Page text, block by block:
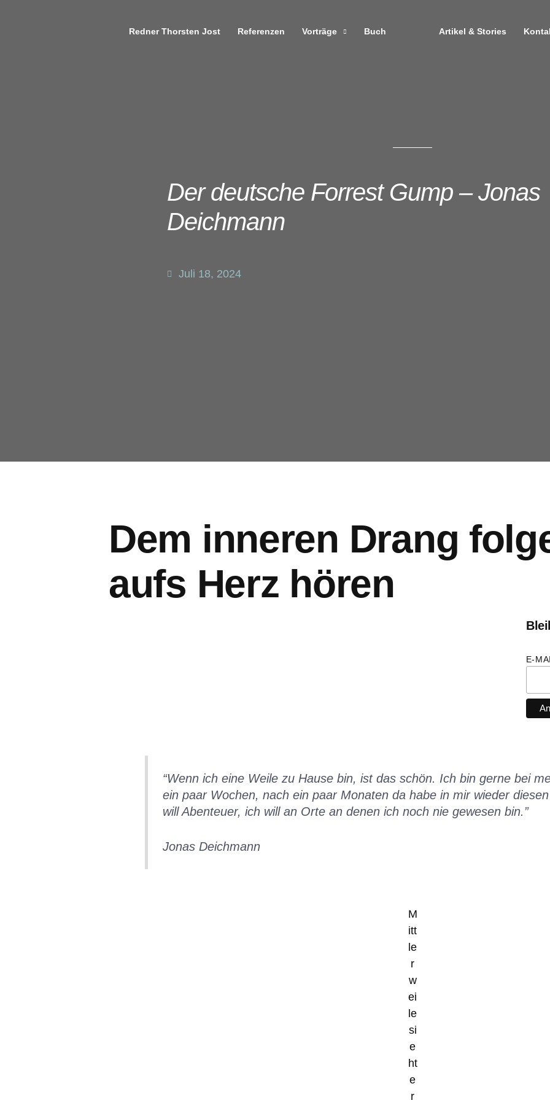
Redner Thorsten Jost Referenzen Vorträge Buch Artikel & Stories
Der deutsche Forrest Gump – Jonas
Deichmann
Juli 18, 2024
Dem inneren Drang
aufs Herz hören
E-
“Wenn ich eine Weile zu Hause bin, ist das schön. Ich bin gerne bei
ein paar Wochen, nach ein paar Monaten da habe in mir wieder
will Abenteuer, ich will an Orte an denen ich noch nie gewesen bin.”
Jonas Deichmann
M
itt
le
r
w
ei
le
si
e
ht
e
r